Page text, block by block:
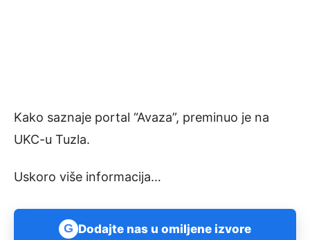
Kako saznaje portal “Avaza”, preminuo je na
UKC-u Tuzla.
Uskoro više informacija…
G Dodajte nas u omiljene izvore